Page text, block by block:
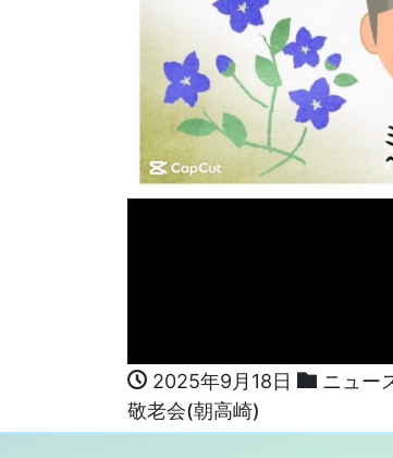
2025年9月18日 ニュー
敬老会(朝高崎)